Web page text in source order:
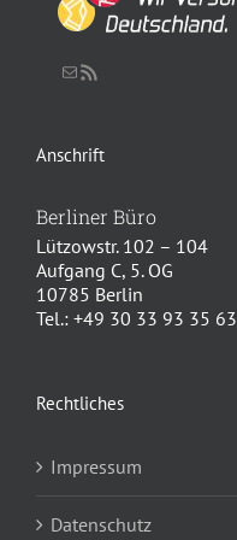
Schreiben Sie uns eine Nachricht
Anschrift
Berliner Büro
Lützowstr. 102 – 104
Aufgang C, 5. OG
10785 Berlin
Tel.: +49 30 33 93 35 63
Rechtliches
Impressum
Datenschutz